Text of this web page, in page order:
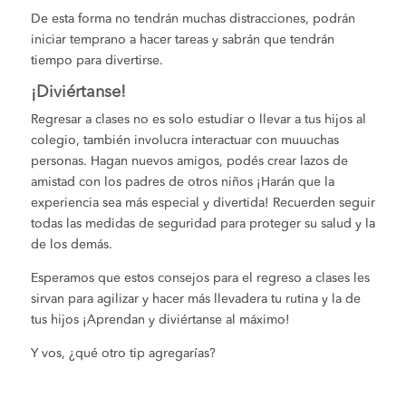
De esta forma no tendrán muchas distracciones, podrán
iniciar temprano a hacer tareas y sabrán que tendrán
tiempo para divertirse.
¡Diviértanse!
Regresar a clases no es solo estudiar o llevar a tus hijos al
colegio, también involucra interactuar con muuuchas
personas. Hagan nuevos amigos, podés crear lazos de
amistad con los padres de otros niños ¡Harán que la
experiencia sea más especial y divertida! Recuerden seguir
todas las medidas de seguridad para proteger su salud y la
de los demás.
Esperamos que estos consejos para el regreso a clases les
sirvan para agilizar y hacer más llevadera tu rutina y la de
tus hijos ¡Aprendan y diviértanse al máximo!
Y vos, ¿qué otro tip agregarías?